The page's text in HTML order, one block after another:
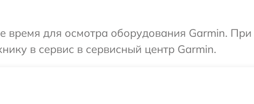
время для осмотра оборудования Garmin. При
в сервис в сервисный центр Garmin.